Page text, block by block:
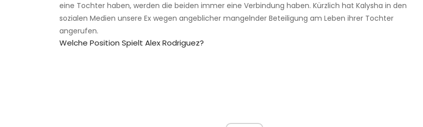
eine Tochter haben, werden die beiden immer eine Verbindung haben. Kürzlich hat Kalysha in den
sozialen Medien unsere Ex wegen angeblicher mangelnder Beteiligung am Leben ihrer Tochter
angerufen.
Welche Position Spielt Alex Rodriguez?